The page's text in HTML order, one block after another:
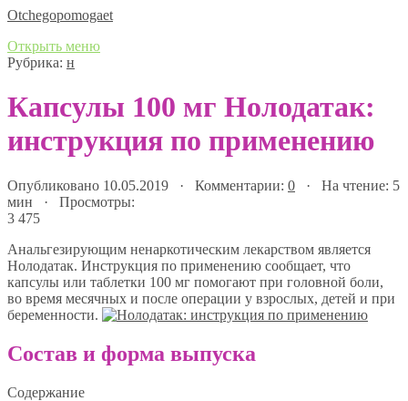
Оtchegopomogaet
Открыть меню
Рубрика: н
Капсулы 100 мг Нолодатак:
инструкция по применению
Опубликовано 10.05.2019 · Комментарии: 0 · На чтение: 5
мин · Просмотры:
3 475
Анальгезирующим ненаркотическим лекарством является
Нолодатак. Инструкция по применению сообщает, что
капсулы или таблетки 100 мг помогают при головной боли,
во время месячных и после операции у взрослых, детей и при
беременности.
Состав и форма выпуска
Содержание